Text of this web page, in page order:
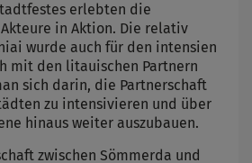
erlebten die
in Aktion. Die relativ
wurde auch für den intensien
mit den litauischen Partnern
sich darin, die Partnerschaft
zu intensivieren und über
hinaus weiter auszubauen.
zwischen Sömmerda und